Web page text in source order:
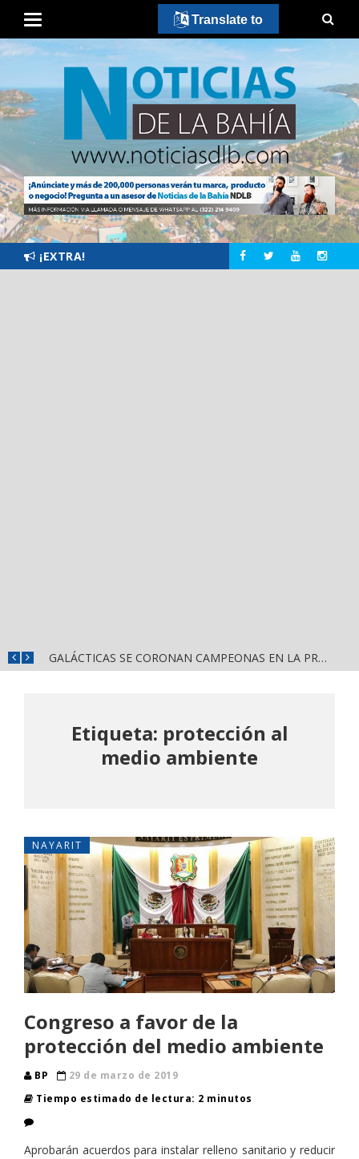
¡EXTRA!
GALÁCTICAS SE CORONAN CAMPEONAS EN LA PRIMERA EDICIÓN DE CASCARITA BAHÍA FEMENIL
Etiqueta: protección al
medio ambiente
NAYARIT
Congreso a favor de la
protección del medio ambiente
BP
29 de marzo de 2019
Tiempo estimado de lectura: 2 minutos
Aprobarán acuerdos para instalar relleno sanitario y reducir
Translate to